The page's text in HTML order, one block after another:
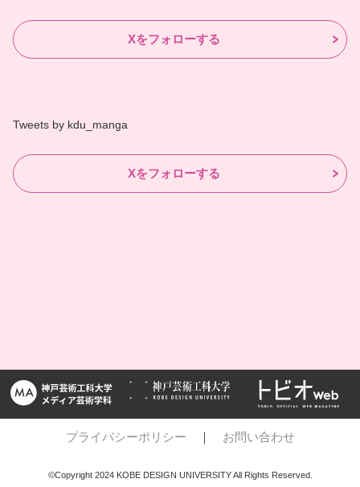
Xをフォローする
Tweets by kdu_manga
Xをフォローする
プライバシーポリシー ｜ お問い合わせ
©Copyright 2024 KOBE DESIGN UNIVERSITY All Rights Reserved.